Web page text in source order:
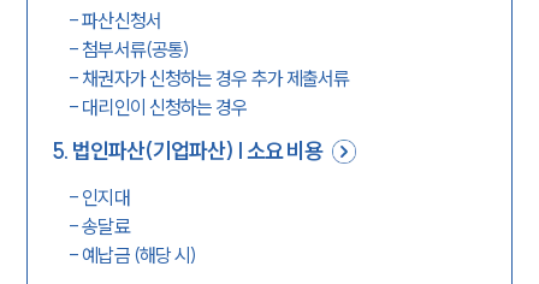
-파산신청서
-첨부서류(공통)
- 채권자가 신청하는 경우 추가 제출서류
- 대리인이 신청하는 경우
5. 법인파산(기업파산) | 소요 비용
- 인지대
-송달료
- 예납금 (해당 시)